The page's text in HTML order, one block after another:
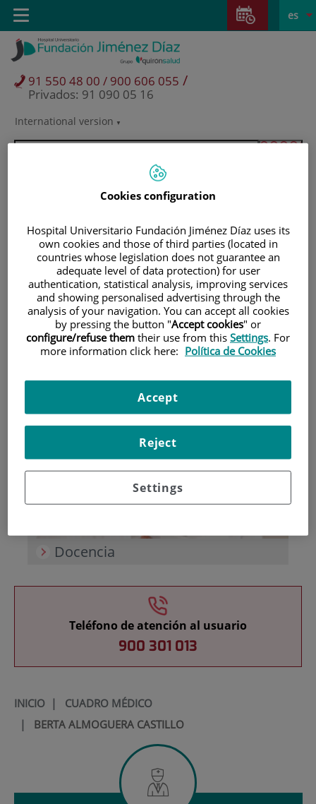
Saltar al contenido
Saltar
contenido
Selector
activo
es
International version
91 550 48 00 / 900 606 055 /
Privados: 91 090 05 16
Toggle
navigation
Pacientes y visitantes
Investigación
Docencia
Teléfono de atención al usuario
900 301 013
INICIO| CUADRO MÉDICO
| BERTA ALMOGUERA CASTILLO
Cookies configuration
Hospital Universitario Fundación Jiménez Díaz uses its
own cookies and those of third parties (located in
countries whose legislation does not guarantee an
adequate level of data protection) for user
authentication, statistical analysis, improving services
and showing personalised advertising through the
analysis of your navigation. You can accept all cookies
by pressing the button "Accept cookies" or
configure/refuse them their use from this Settings. For
more information click here: Política de Cookies
Settings
Reject
Accept